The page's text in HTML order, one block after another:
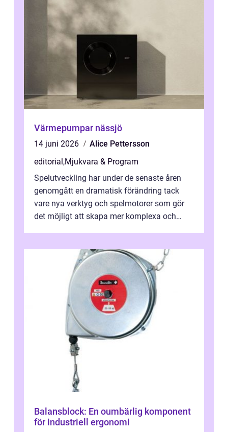
Värmepumpar nässjö
14 juni 2026
Alice Pettersson
editorial,Mjukvara & Program
Spelutveckling har under de senaste åren
genomgått en dramatisk förändring tack
vare nya verktyg och spelmotorer som gör
det möjligt att skapa mer komplexa och
Balansblock: En oumbärlig komponent
för industriell ergonomi